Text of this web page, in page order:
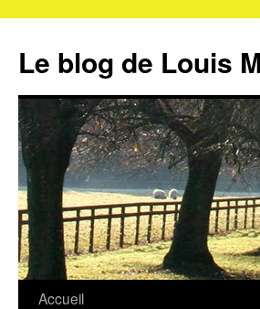
contenu
Le blog de Louis
Accueil